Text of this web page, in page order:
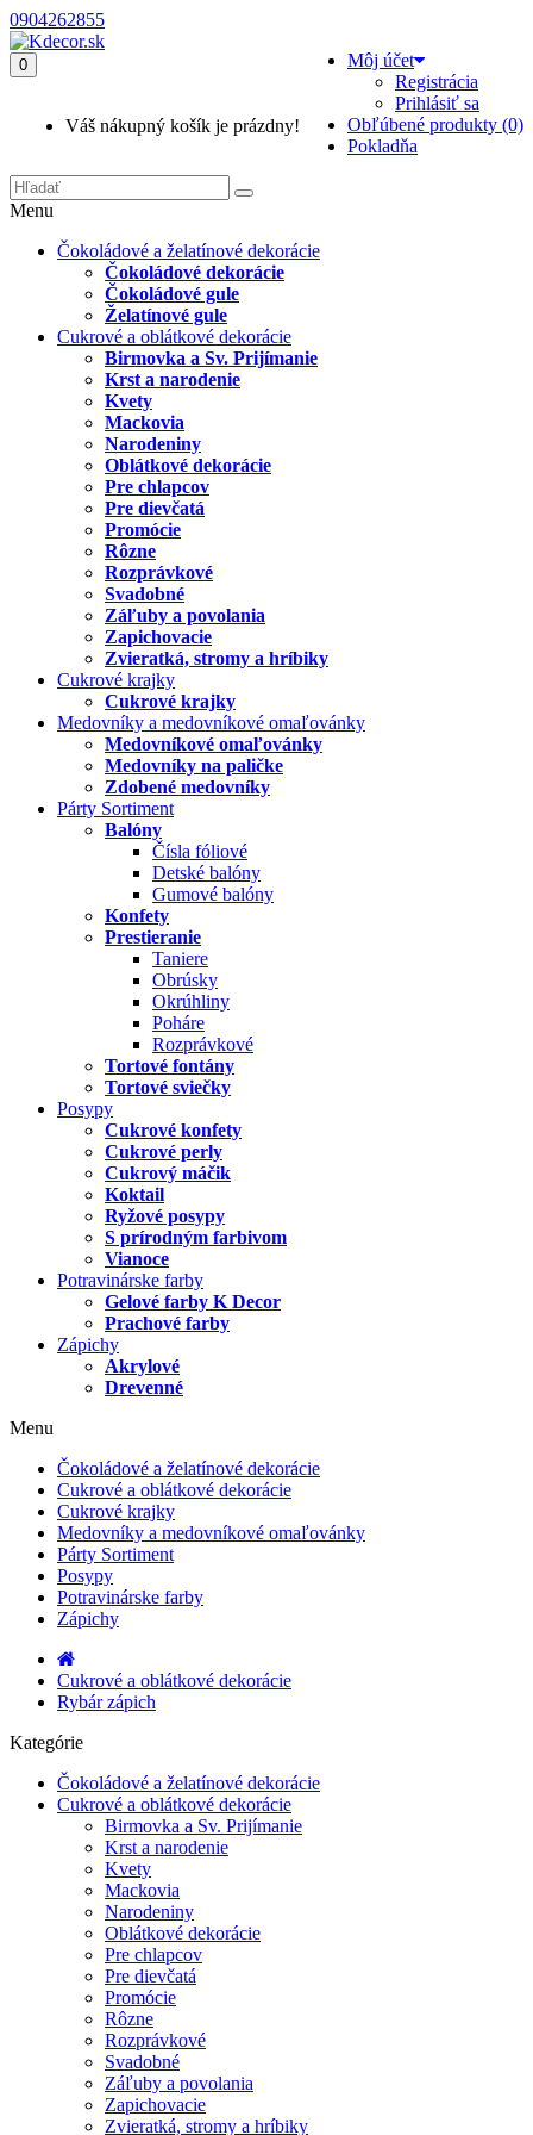
0904262855
Môj účet
Registrácia
Prihlásiť sa
Obľúbené produkty (0)
Pokladňa
0
Váš nákupný košík je prázdny!
Menu
Čokoládové a želatínové dekorácie
Čokoládové dekorácie
Čokoládové gule
Želatínové gule
Cukrové a oblátkové dekorácie
Birmovka a Sv. Prijímanie
Krst a narodenie
Kvety
Mackovia
Narodeniny
Oblátkové dekorácie
Pre chlapcov
Pre dievčatá
Promócie
Rôzne
Rozprávkové
Svadobné
Záľuby a povolania
Zapichovacie
Zvieratká, stromy a hríbiky
Cukrové krajky
Cukrové krajky
Medovníky a medovníkové omaľovánky
Medovníkové omaľovánky
Medovníky na paličke
Zdobené medovníky
Párty Sortiment
Balóny
Čísla fóliové
Detské balóny
Gumové balóny
Konfety
Prestieranie
Taniere
Obrúsky
Okrúhliny
Poháre
Rozprávkové
Tortové fontány
Tortové sviečky
Posypy
Cukrové konfety
Cukrové perly
Cukrový máčik
Koktail
Ryžové posypy
S prírodným farbivom
Vianoce
Potravinárske farby
Gelové farby K Decor
Prachové farby
Zápichy
Akrylové
Drevenné
Menu
Čokoládové a želatínové dekorácie
Cukrové a oblátkové dekorácie
Cukrové krajky
Medovníky a medovníkové omaľovánky
Párty Sortiment
Posypy
Potravinárske farby
Zápichy
Cukrové a oblátkové dekorácie
Rybár zápich
Kategórie
Čokoládové a želatínové dekorácie
Cukrové a oblátkové dekorácie
Birmovka a Sv. Prijímanie
Krst a narodenie
Kvety
Mackovia
Narodeniny
Oblátkové dekorácie
Pre chlapcov
Pre dievčatá
Promócie
Rôzne
Rozprávkové
Svadobné
Záľuby a povolania
Zapichovacie
Zvieratká, stromy a hríbiky